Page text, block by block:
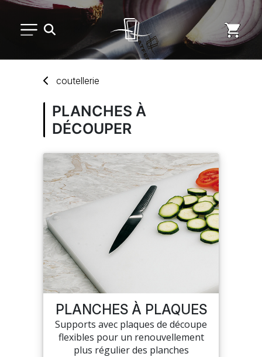
ARTS DE LA TABLE
USAGE UNIQUE
DISTRIBUTION DE REPAS
MARQUES
NOUVEAUTÉS
MON COMPTE
coutellerie
PLANCHES À
DÉCOUPER
PLANCHES À PLAQUES
Supports avec plaques de découpe
flexibles pour un renouvellement
plus régulier des planches